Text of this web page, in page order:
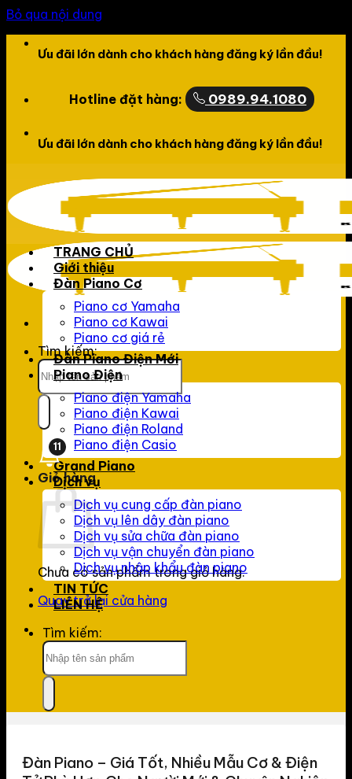
Bỏ qua nội dung
Ưu đãi lớn dành cho khách hàng đăng ký lần đầu!
Hotline đặt hàng: 0989.94.1080
Ưu đãi lớn dành cho khách hàng đăng ký lần đầu!
Tìm kiếm:
11
Giỏ hàng
Chưa có sản phẩm trong giỏ hàng.
Quay trở lại cửa hàng
TRANG CHỦ
Giới thiệu
Đàn Piano Cơ
Piano cơ Yamaha
Piano cơ Kawai
Piano cơ giá rẻ
Đàn Piano Điện Mới
Piano Điện
Piano điện Yamaha
Piano điện Kawai
Piano điện Roland
Piano điện Casio
Grand Piano
Dịch vụ
Dịch vụ cung cấp đàn piano
Dịch vụ lên dây đàn piano
Dịch vụ sửa chữa đàn piano
Dịch vụ vận chuyển đàn piano
Dịch vụ nhập khẩu đàn piano
TIN TỨC
LIÊN HỆ
Tìm kiếm:
Đàn Piano – Giá Tốt, Nhiều Mẫu Cơ & Điện